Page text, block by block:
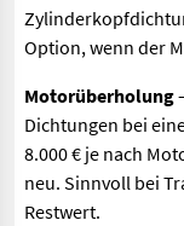
Option, wenn der
Motorüberholung
Dichtungen bei
8.000 € je nach
neu. Sinnvoll bei
Restwert.